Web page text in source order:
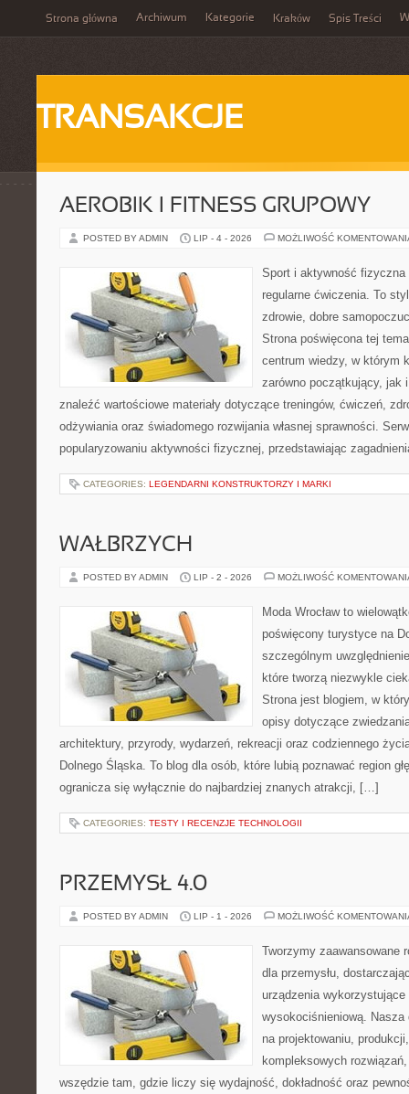
Strona główna Archiwum Kategorie Kraków Spis Treści
TRANSAKCJE
AEROBIK I FITNESS GRUPOWY
POSTED BY ADMIN LIP - 4 - 2026 MOŻLIWOŚĆ
Sport i aktywność
regularne ćwiczenia. To
zdrowie, dobre
Strona poświęcona tej
centrum wiedzy, w którym
zarówno początkujący, jak
znaleźć wartościowe materiały dotyczące treningów, ćwiczeń,
odżywiania oraz świadomego rozwijania własnej sprawności.
popularyzowaniu aktywności fizycznej, przedstawiając
CATEGORIES: LEGENDARNI KONSTRUKTORZY I MARKI
WAŁBRZYCH
POSTED BY ADMIN LIP - 2 - 2026 MOŻLIWOŚĆ
Moda Wrocław to
poświęcony turystyce na
szczególnym
które tworzą niezwykle
Strona jest blogiem, w
opisy dotyczące
architektury, przyrody, wydarzeń, rekreacji oraz codziennego
Dolnego Śląska. To blog dla osób, które lubią poznawać region
ogranicza się wyłącznie do najbardziej znanych atrakcji, […]
CATEGORIES: TESTY I RECENZJE TECHNOLOGII
PRZEMYSŁ 4.0
POSTED BY ADMIN LIP - 1 - 2026 MOŻLIWOŚĆ
Tworzymy zaawansowane
dla przemysłu,
urządzenia wykorzystujące
wysokociśnieniową. Nasza
na projektowaniu,
kompleksowych
wszędzie tam, gdzie liczy się wydajność, dokładność oraz